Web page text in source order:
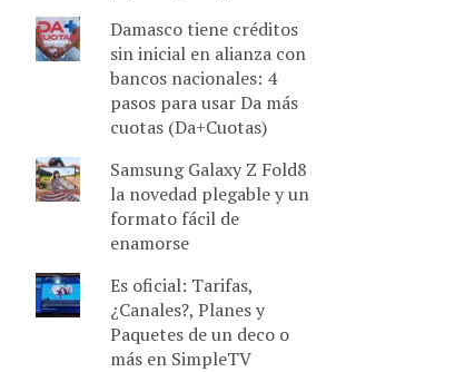
Damasco tiene créditos
sin inicial en alianza con
bancos nacionales: 4
pasos para usar Da más
cuotas (Da+Cuotas)
Samsung Galaxy Z Fold8
la novedad plegable y un
formato fácil de
enamorse
Es oficial: Tarifas,
¿Canales?, Planes y
Paquetes de un deco o
más en SimpleTV